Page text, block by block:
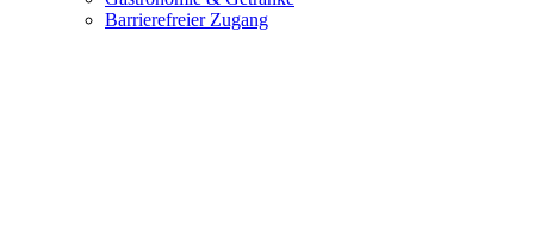
Barrierefreier Zugang